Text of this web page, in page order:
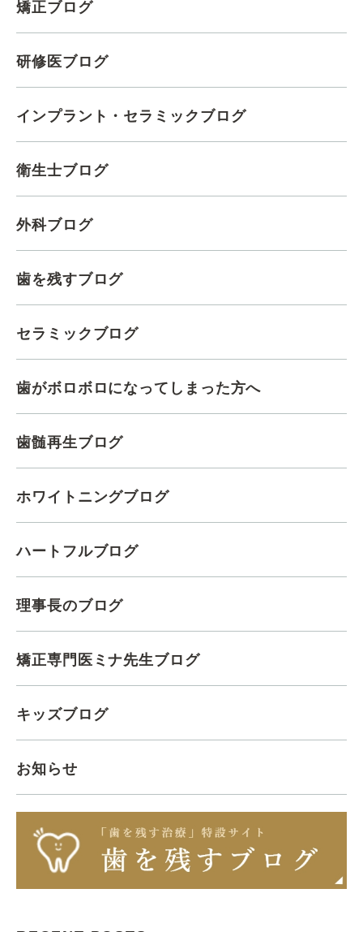
矯正ブログ
研修医ブログ
インプラント・セラミックブログ
衛生士ブログ
外科ブログ
歯を残すブログ
セラミックブログ
歯がボロボロになってしまった方へ
歯髄再生ブログ
ホワイトニングブログ
ハートフルブログ
理事長のブログ
矯正専門医ミナ先生ブログ
キッズブログ
お知らせ